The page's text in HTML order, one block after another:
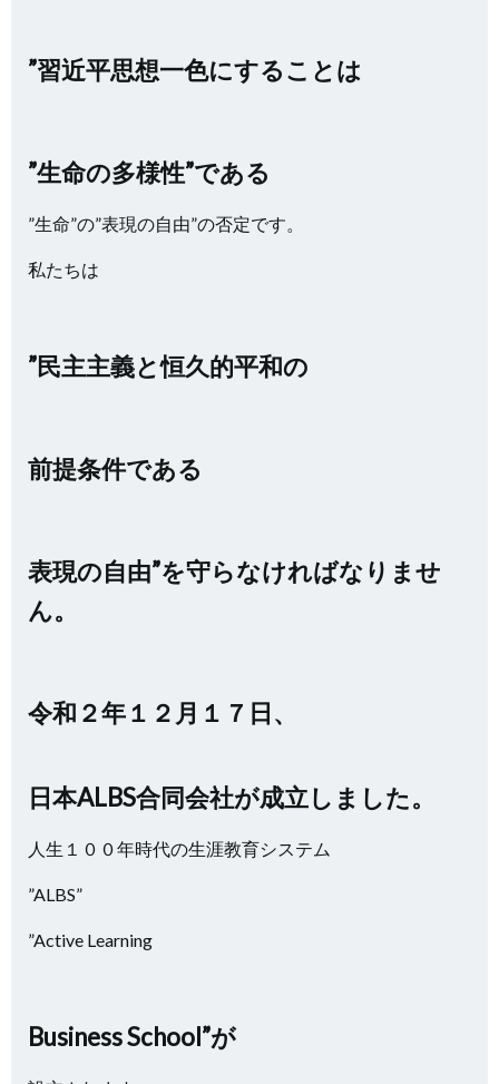
”習近平思想一色にすることは
”生命の多様性”である
”生命”の”表現の自由”の否定です。
私たちは
”民主主義と恒久的平和の
前提条件である
表現の自由”を守らなければなりませ
ん。
令和２年１２月１７日、
日本ALBS合同会社が成立しました。
人生１００年時代の生涯教育システム
”ALBS”
”Active Learning
Business School”が